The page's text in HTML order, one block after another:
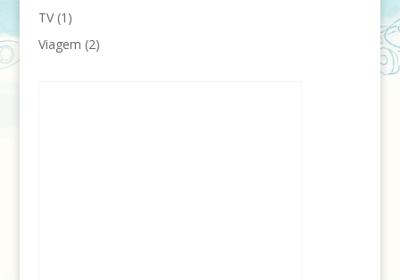
TV(1)
Viagem (2)